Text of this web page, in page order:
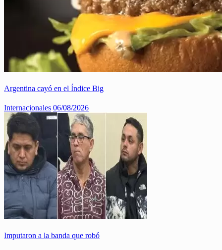
Argentina cayó en el Índice Big
Internacionales 06/08/2026
Imputaron a la banda que robó